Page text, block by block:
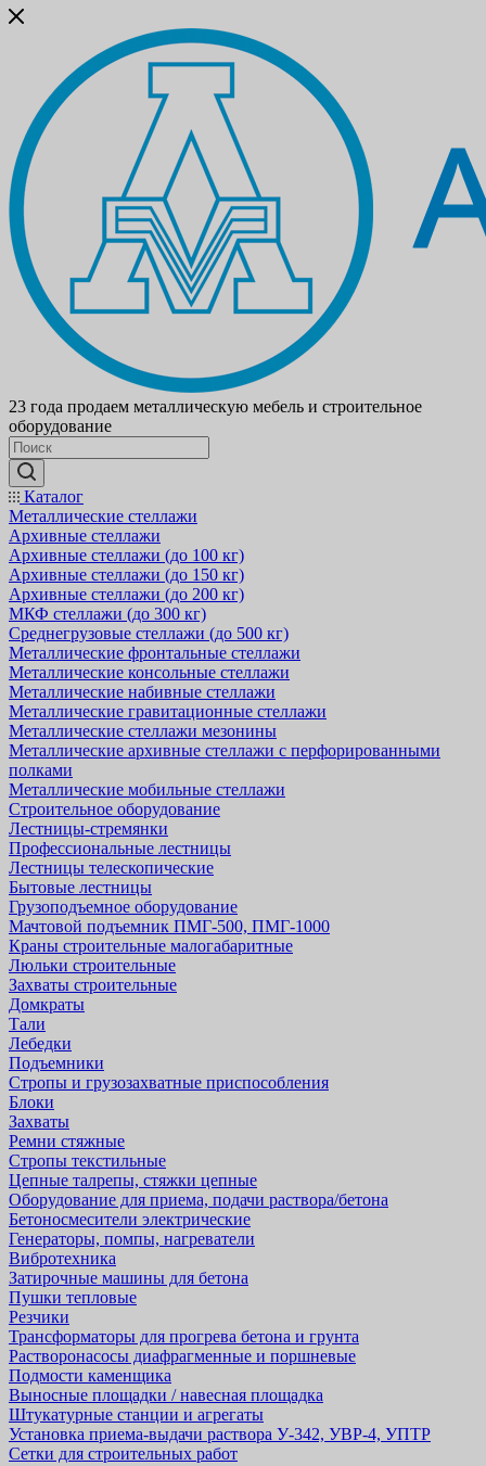
23 года продаем металлическую мебель и строительное
оборудование
Каталог
Металлические стеллажи
Архивные стеллажи
Архивные стеллажи (до 100 кг)
Архивные стеллажи (до 150 кг)
Архивные стеллажи (до 200 кг)
МКФ стеллажи (до 300 кг)
Среднегрузовые стеллажи (до 500 кг)
Металлические фронтальные стеллажи
Металлические консольные стеллажи
Металлические набивные стеллажи
Металлические гравитационные стеллажи
Металлические стеллажи мезонины
Металлические архивные стеллажи с перфорированными
полками
Металлические мобильные стеллажи
Строительное оборудование
Лестницы-стремянки
Профессиональные лестницы
Лестницы телескопические
Бытовые лестницы
Грузоподъемное оборудование
Мачтовой подъемник ПМГ-500, ПМГ-1000
Краны строительные малогабаритные
Люльки строительные
Захваты строительные
Домкраты
Тали
Лебедки
Подъемники
Стропы и грузозахватные приспособления
Блоки
Захваты
Ремни стяжные
Стропы текстильные
Цепные талрепы, стяжки цепные
Оборудование для приема, подачи раствора/бетона
Бетоносмесители электрические
Генераторы, помпы, нагреватели
Вибротехника
Затирочные машины для бетона
Пушки тепловые
Резчики
Трансформаторы для прогрева бетона и грунта
Растворонасосы диафрагменные и поршневые
Подмости каменщика
Выносные площадки / навесная площадка
Штукатурные станции и агрегаты
Установка приема-выдачи раствора У-342, УВР-4, УПТР
Сетки для строительных работ